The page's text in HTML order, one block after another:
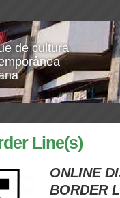
de cultura
Line(s)
ONLINE
BORDER